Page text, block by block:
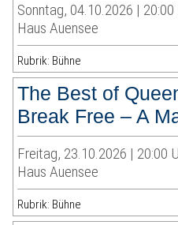
Sonntag, 04.10.2026 | 20:00
Haus Auensee
Rubrik: Bühne
The Best of
Break Free – A
Freitag, 23.10.2026 | 20:00
Haus Auensee
Rubrik: Bühne